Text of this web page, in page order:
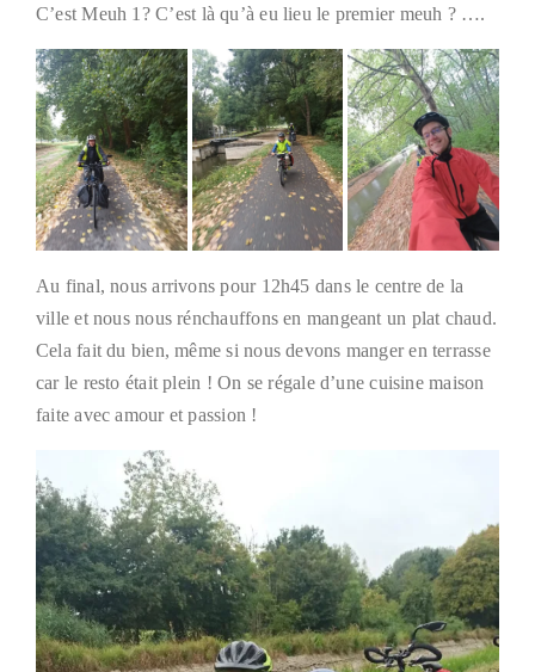
C’est Meuh 1? C’est là qu’à eu lieu le premier meuh ? ….
Au final, nous arrivons pour 12h45 dans le centre de la
ville et nous nous rénchauffons en mangeant un plat chaud.
Cela fait du bien, même si nous devons manger en terrasse
car le resto était plein ! On se régale d’une cuisine maison
faite avec amour et passion !